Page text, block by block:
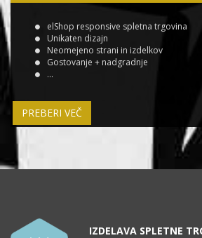
elShop responsive spletna trgovina
Unikaten dizajn
Neomejeno strani in izdelkov
Gostovanje + nadgradnje
...
PREBERI VEČ
IZDELAVA SPLETNE